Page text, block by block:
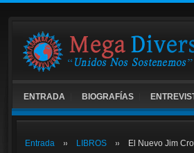
ENTRADA BIOGRAFÍAS
Entrada LIBROS El Nuevo Jim